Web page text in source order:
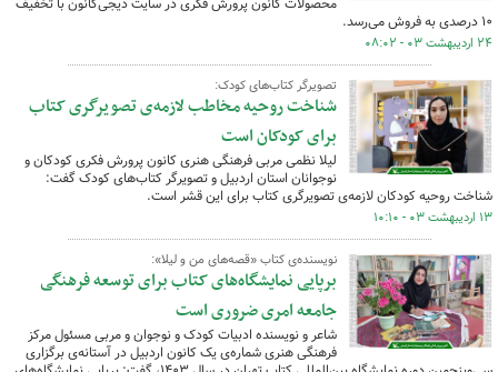
۱۰ درصدی به فروش می‌رسد.
۲۴ اردیبهشت ۰۳ - ۰۸:۰۲
تصویرگر کتاب‌های کودک:
شناخت روحیه مخاطب لازمه‌ی تصویرگری کتاب
برای کودکان است
لیلا نظمی مربی فرهنگی هنری کانون پرورش فکری کودکان و
نوجوانان استان اردبیل و تصویرگر کتاب‌های کودک گفت:
شناخت روحیه کودکان لازمه‌ی تصویرگری کتاب برای این قشر است.
۱۳ اردیبهشت ۰۳ - ۱۰:۱۰
نویسنده‌ی کتاب «قصه‌های من و لیلا»:
برپایی نمایشگاه‌های کتاب برای توسعه فرهنگی
جامعه امری ضروری است
شاعر و نویسنده ادبیات کودک و نوجوان و مربی مسئول مرکز
فرهنگی هنری شماره‌ی یک کانون اردبیل در آستانه‌ی برگزاری